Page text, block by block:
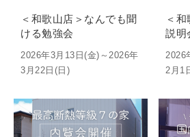
＜和歌山店＞なんでも聞
ける勉強会
2026年3月13日(金)～2026年
3月22日(日)
＜
説明
2026
2月1